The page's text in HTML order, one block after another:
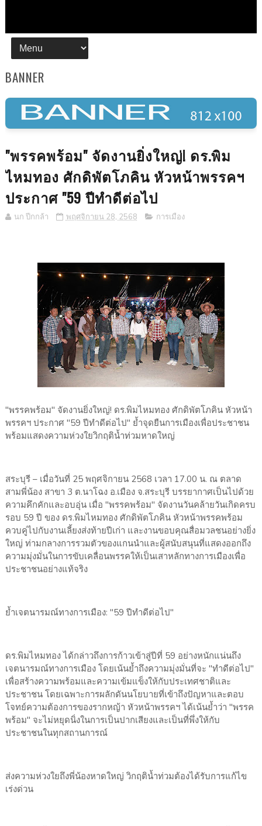
BANNER
"พรรคพร้อม" จัดงานยิ่งใหญ่! ดร.พิม
ไหมทอง ศักดิพัตโภคิน หัวหน้าพรรคฯ
ประกาศ "59 ปีทำดีต่อไป
นก ปีกกล้า พฤศจิกายน 28, 2568 การเมือง
"พรรคพร้อม" จัดงานยิ่งใหญ่! ดร.พิมไหมทอง ศักดิพัตโภคิน หัวหน้า
พรรคฯ ประกาศ "59 ปีทำดีต่อไป" ย้ำจุดยืนการเมืองเพื่อประชาชน
พร้อมแสดงความห่วงใยวิกฤติน้ำท่วมหาดใหญ่
​สระบุรี – เมื่อวันที่ 25 พฤศจิกายน 2568 เวลา 17.00 น. ณ ตลาด
สามพี่น้อง สาขา 3 ต.นาโฉง อ.เมือง จ.สระบุรี บรรยากาศเป็นไปด้วย
ความคึกคักและอบอุ่น เมื่อ "พรรคพร้อม" จัดงานวันคล้ายวันเกิดครบ
รอบ 59 ปี ของ ดร.พิมไหมทอง ศักดิพัตโภคิน หัวหน้าพรรคพร้อม
ควบคู่ไปกับงานเลี้ยงส่งท้ายปีเก่า และงานขอบคุณสื่อมวลชนอย่างยิ่ง
ใหญ่ ท่ามกลางการรวมตัวของแกนนำและผู้สนับสนุนที่แสดงออกถึง
ความมุ่งมั่นในการขับเคลื่อนพรรคให้เป็นเสาหลักทางการเมืองเพื่อ
ประชาชนอย่างแท้จริง
ย้ำเจตนารมณ์ทางการเมือง: "59 ปีทำดีต่อไป"
​ดร.พิมไหมทอง ได้กล่าวถึงการก้าวเข้าสู่ปีที่ 59 อย่างหนักแน่นถึง
เจตนารมณ์ทางการเมือง โดยเน้นย้ำถึงความมุ่งมั่นที่จะ "ทำดีต่อไป"
เพื่อสร้างความพร้อมและความเข้มแข็งให้กับประเทศชาติและ
ประชาชน โดยเฉพาะการผลักดันนโยบายที่เข้าถึงปัญหาและตอบ
โจทย์ความต้องการของรากหญ้า หัวหน้าพรรคฯ ได้เน้นย้ำว่า "พรรค
พร้อม" จะไม่หยุดนิ่งในการเป็นปากเสียงและเป็นที่พึ่งให้กับ
ประชาชนในทุกสถานการณ์
ส่งความห่วงใยถึงพี่น้องหาดใหญ่ วิกฤติน้ำท่วมต้องได้รับการแก้ไข
เร่งด่วน